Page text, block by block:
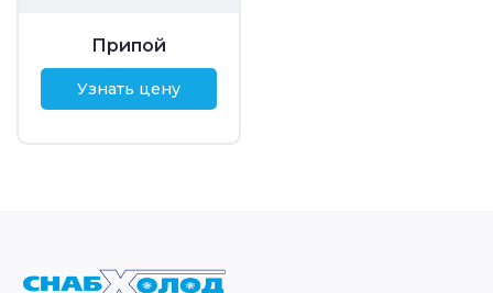
Припой
Узнать цену